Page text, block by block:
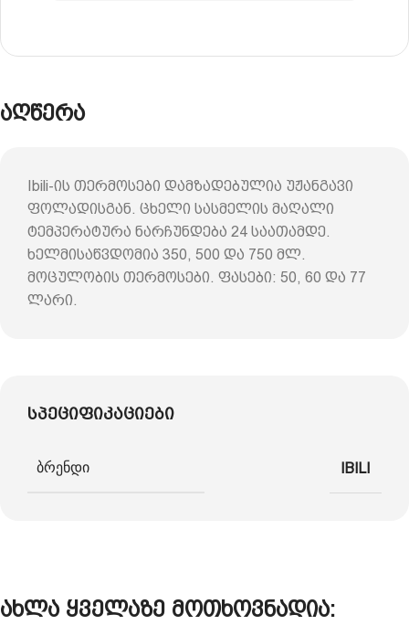
აღწერა
Ibili-ის თერმოსები დამზადებულია უჟანგავი
ფოლადისგან. ცხელი სასმელის მაღალი
ტემპერატურა ნარჩუნდება 24 საათამდე.
ხელმისაწვდომია 350, 500 და 750 მლ.
მოცულობის თერმოსები. ფასები: 50, 60 და 77
ლარი.
სპეციფიკაციები
ბრენდი IBILI
ახლა ყველაზე მოთხოვნადია: